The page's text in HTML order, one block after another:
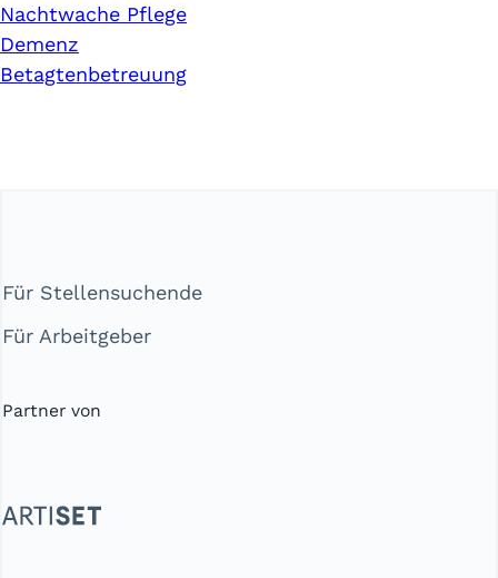
Nachtwache Pflege
Demenz
Betagtenbetreuung
Für Stellensuchende
Für Arbeitgeber
Partner von